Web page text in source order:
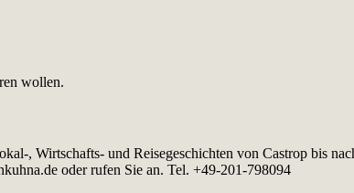
wollen.
, Wirtschafts- und Reisegeschichten von Castrop bis
oder rufen Sie an. Tel. +49-201-798094